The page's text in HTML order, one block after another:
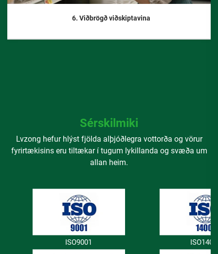
6. Viðbrögð viðskiptavina
Sérskilmiki
Lvzong hefur hlýst fjölda alþjóðlegra vottorða og vörur
fyrirtækisins eru tiltækar í tugum lykillanda og svæða um
allan heim.
ISO9001